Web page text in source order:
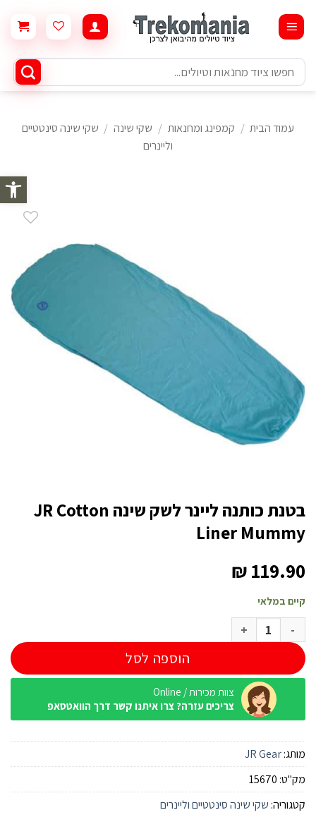
פתח
content
חיפוש
עבור:
עמוד הבית / קמפינג ומחנאות / שקי שינה / שקי שינה סינטטיים
וליינרים
בטנת כותנה ליינר לשק שינה JR Cotton
Liner Mummy
₪119.90
קיים במלאי
כמות של בטנת כותנה ליינר לשק שינה JR Cotton Liner Mummy
הוספה לסל
צוות מכירות / Online
צריכים עזרה? צרו איתנו קשר דרך הוואטסאפ
מותג:JR Gear
מק"ט: 15670
קטגוריה: שקי שינה סינטטיים וליינרים